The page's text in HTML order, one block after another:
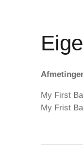
My First
My Frist